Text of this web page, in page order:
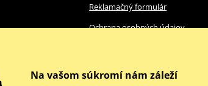
Reklamačný formulár
Ochrana osobných údajov
Na vašom súkromí nám záleží